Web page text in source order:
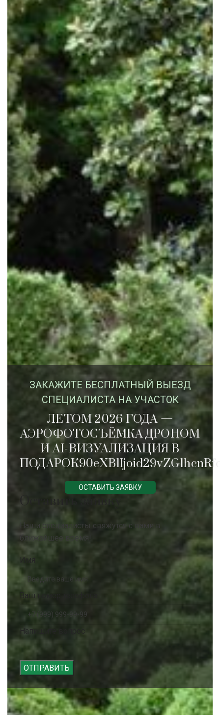
ЗАКАЖИTЕ БЕСПЛАТНЫЙ ВЫЕЗД
СПЕЦИАЛИСТА НА УЧАСТОК
ЛЕТОМ 2026 ГОДА —
АЭРОФОТОСЪЁМКА ДРОНОМ
И AI-ВИЗУАЛИЗАЦИЯ В
ОСТАВИТЬ ЗАЯВКУ
Оставить заявку
Наши специалисты свяжутся с вами в
ближайшее время!
Имя
Ваш номер телефона
Напишите вопрос
ОТПРАВИТЬ